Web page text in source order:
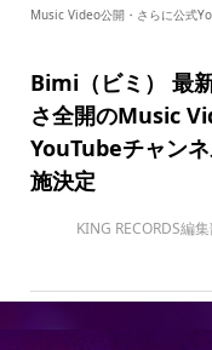
Music Video公開・さらに公式
Bimi（ビミ） 最
さ全開のMusic
YouTubeチャン
施決定
KING RECORDS編